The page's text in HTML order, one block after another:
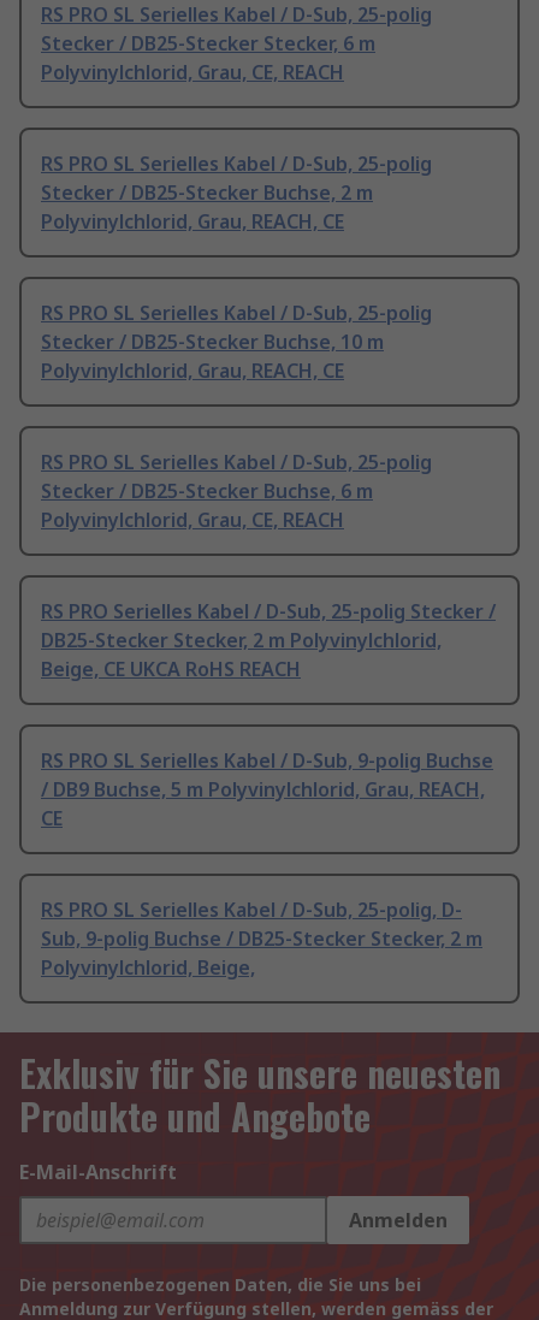
RS PRO SL Serielles Kabel / D-Sub, 25-polig
Stecker / DB25-Stecker Stecker, 6 m
Polyvinylchlorid, Grau, CE, REACH
RS PRO SL Serielles Kabel / D-Sub, 25-polig
Stecker / DB25-Stecker Buchse, 2 m
Polyvinylchlorid, Grau, REACH, CE
RS PRO SL Serielles Kabel / D-Sub, 25-polig
Stecker / DB25-Stecker Buchse, 10 m
Polyvinylchlorid, Grau, REACH, CE
RS PRO SL Serielles Kabel / D-Sub, 25-polig
Stecker / DB25-Stecker Buchse, 6 m
Polyvinylchlorid, Grau, CE, REACH
RS PRO Serielles Kabel / D-Sub, 25-polig Stecker /
DB25-Stecker Stecker, 2 m Polyvinylchlorid,
Beige, CE UKCA RoHS REACH
RS PRO SL Serielles Kabel / D-Sub, 9-polig Buchse
/ DB9 Buchse, 5 m Polyvinylchlorid, Grau, REACH,
CE
RS PRO SL Serielles Kabel / D-Sub, 25-polig, D-
Sub, 9-polig Buchse / DB25-Stecker Stecker, 2 m
Polyvinylchlorid, Beige,
Exklusiv für Sie unsere neuesten
Produkte und Angebote
E-Mail-Anschrift
Anmelden
Die personenbezogenen Daten, die Sie uns bei
Anmeldung zur Verfügung stellen, werden gemäss der